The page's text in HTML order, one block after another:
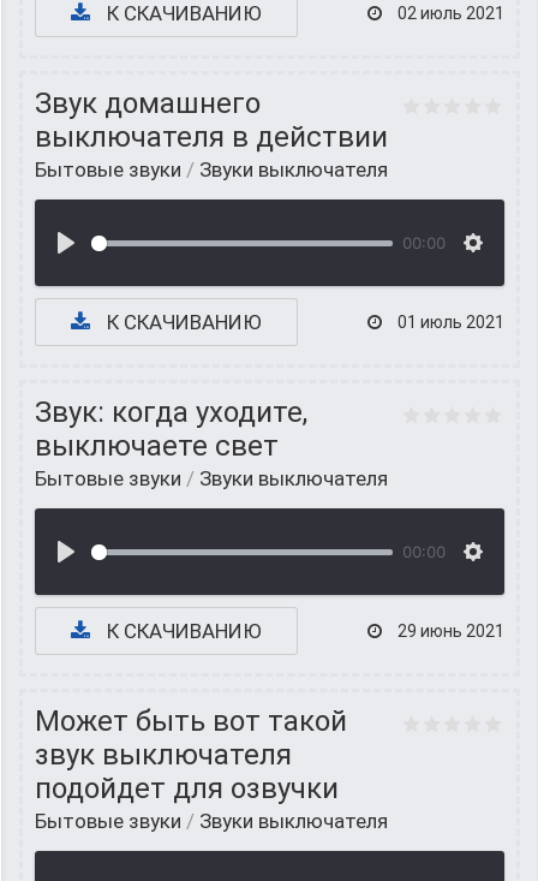
К СКАЧИВАНИЮ 02 июль 2021
Звук домашнего
выключателя в действии
Бытовые звуки / Звуки выключателя
00:00
К СКАЧИВАНИЮ 01 июль 2021
Звук: когда уходите,
выключаете свет
Бытовые звуки / Звуки выключателя
00:00
К СКАЧИВАНИЮ 29 июнь 2021
Может быть вот такой
звук выключателя
подойдет для озвучки
Бытовые звуки / Звуки выключателя